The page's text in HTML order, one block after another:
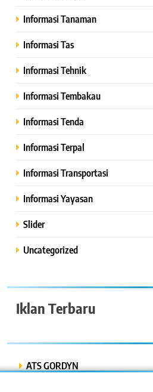
Informasi Tanaman
Informasi Tas
Informasi Tehnik
Informasi Tembakau
Informasi Tenda
Informasi Terpal
Informasi Transportasi
Informasi Yayasan
Slider
Uncategorized
Iklan Terbaru
ATS GORDYN